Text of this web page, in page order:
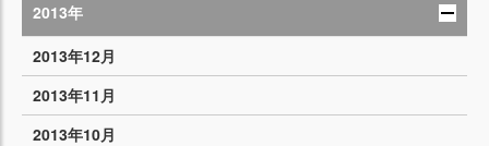
2013年
2013年12月
2013年11月
2013年10月